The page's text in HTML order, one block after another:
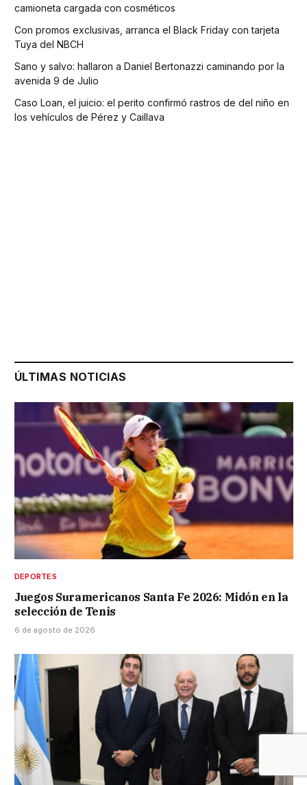
camioneta cargada con cosméticos
Con promos exclusivas, arranca el Black Friday con tarjeta
Tuya del NBCH
Sano y salvo: hallaron a Daniel Bertonazzi caminando por la
avenida 9 de Julio
Caso Loan, el juicio: el perito confirmó rastros de del niño en
los vehículos de Pérez y Caillava
ÚLTIMAS NOTICIAS
DEPORTES
Juegos Suramericanos Santa Fe 2026: Midón en la
selección de Tenis
6 de agosto de 2026